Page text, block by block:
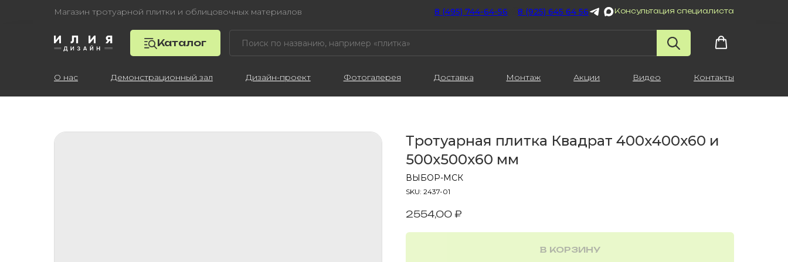
Магазин тротуарной плитки и облицовочных материалов 8 (495) 744-64-56 8 (925) 645 64 56 Консультация специалиста
Каталог
О нас Демонстрационный зал Дизайн-проект Фотогалерея Доставка Монтаж Акции Видео Контакты
Тротуарная плитка Квадрат 400х400х60 и
500х500х60 мм
ВЫБОР-МСК
SKU: 2437-01
2554,00 ₽
В КОРЗИНУ